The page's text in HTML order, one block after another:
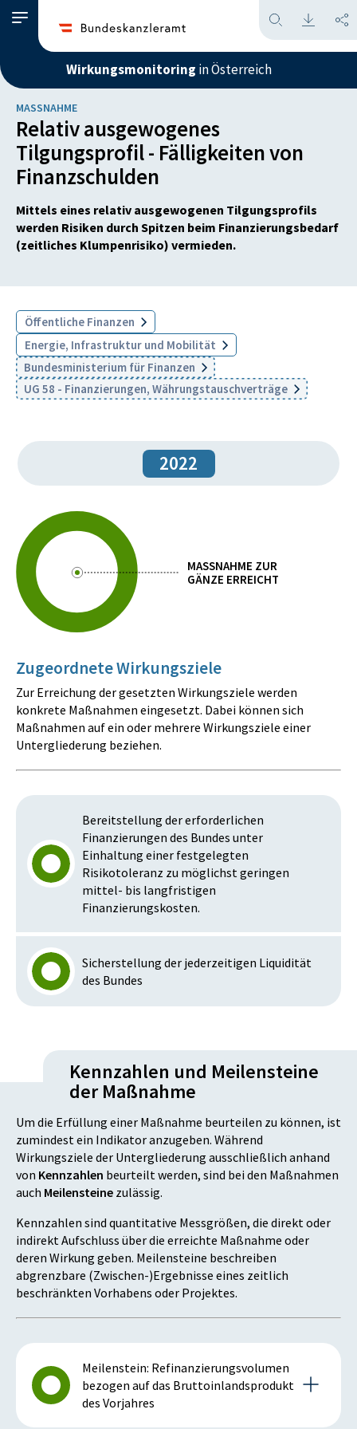
Wirkungsmonitoring in Österreich
MASSNAHME
Relativ ausgewogenes
Tilgungsprofil - Fälligkeiten von
Finanzschulden
Mittels eines relativ ausgewogenen Tilgungsprofils
werden Risiken durch Spitzen beim Finanzierungsbedarf
(zeitliches Klumpenrisiko) vermieden.
Öffentliche Finanzen
Energie, Infrastruktur und Mobilität
Bundesministerium für Finanzen
UG 58 - Finanzierungen, Währungstauschverträge
2022
MASSNAHME ZUR
GÄNZE ERREICHT
Zugeordnete Wirkungsziele
Zur Erreichung der gesetzten Wirkungsziele werden
konkrete Maßnahmen eingesetzt. Dabei können sich
Maßnahmen auf ein oder mehrere Wirkungsziele einer
Untergliederung beziehen.
Bereitstellung der erforderlichen
Finanzierungen des Bundes unter
Einhaltung einer festgelegten
Risikotoleranz zu möglichst geringen
mittel- bis langfristigen
Finanzierungskosten.
Sicherstellung der jederzeitigen Liquidität
des Bundes
Kennzahlen und Meilensteine
der Maßnahme
Um die Erfüllung einer Maßnahme beurteilen zu können, ist
zumindest ein Indikator anzugeben. Während
Wirkungsziele der Untergliederung ausschließlich anhand
von Kennzahlen beurteilt werden, sind bei den Maßnahmen
auch Meilensteine zulässig.
Kennzahlen sind quantitative Messgrößen, die direkt oder
indirekt Aufschluss über die erreichte Maßnahme oder
deren Wirkung geben. Meilensteine beschreiben
abgrenzbare (Zwischen-)Ergebnisse eines zeitlich
beschränkten Vorhabens oder Projektes.
Meilenstein: Refinanzierungsvolumen
bezogen auf das Bruttoinlandsprodukt
des Vorjahres